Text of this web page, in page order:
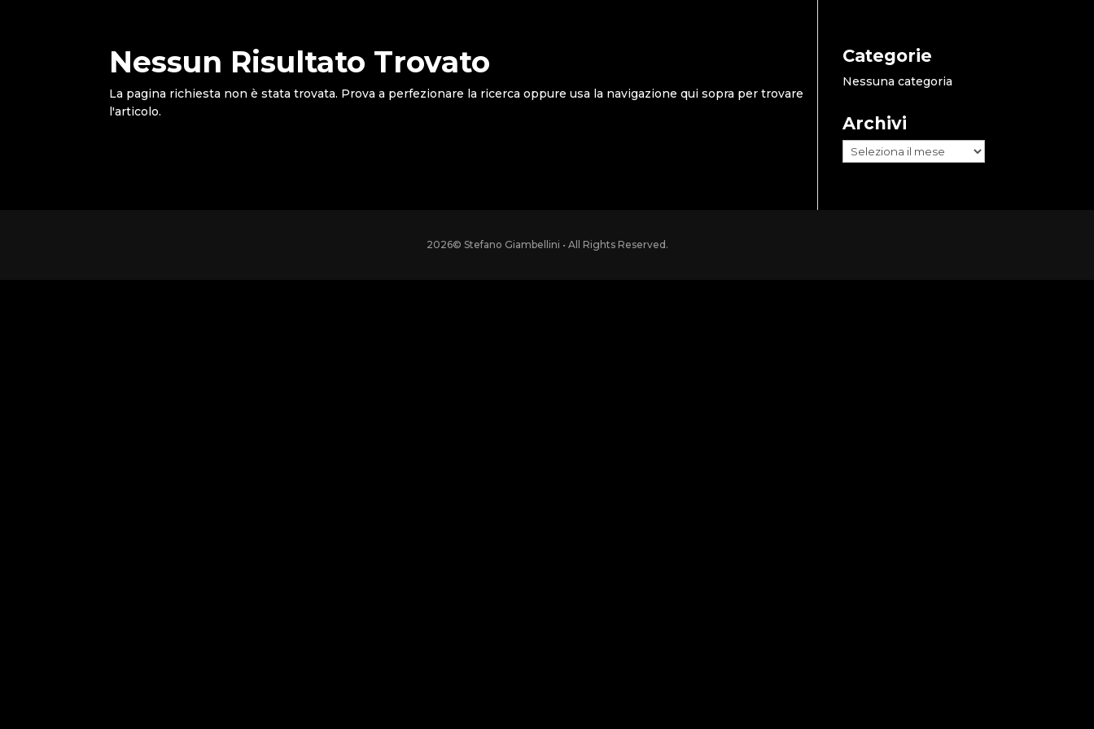
Nessun Risultato Trovato
La pagina richiesta non è stata trovata. Prova a perfezionare la ricerca oppure usa la navigazione qui sopra per trovare
l'articolo.
Categorie
Nessuna categoria
Archivi
Archivi
2026© Stefano Giambellini • All Rights Reserved.